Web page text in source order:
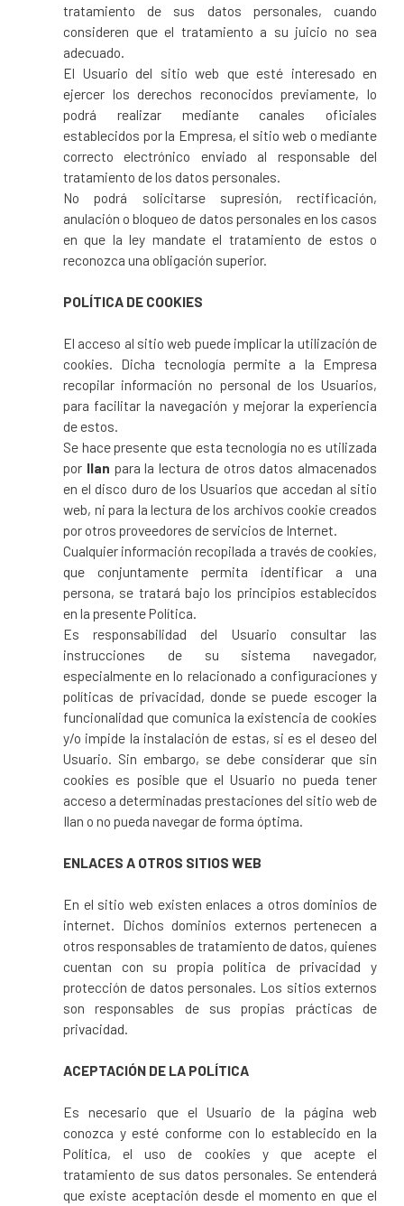
tratamiento de sus datos personales, cuando
consideren que el tratamiento a su juicio no sea
adecuado.
El Usuario del sitio web que esté interesado en
ejercer los derechos reconocidos previamente, lo
podrá realizar mediante canales oficiales
establecidos por la Empresa, el sitio web o mediante
correcto electrónico enviado al responsable del
tratamiento de los datos personales.
No podrá solicitarse supresión, rectificación,
anulación o bloqueo de datos personales en los casos
en que la ley mandate el tratamiento de estos o
reconozca una obligación superior.
POLÍTICA DE COOKIES
El acceso al sitio web puede implicar la utilización de
cookies. Dicha tecnología permite a la Empresa
recopilar información no personal de los Usuarios,
para facilitar la navegación y mejorar la experiencia
de estos.
Se hace presente que esta tecnología no es utilizada
por Ilan para la lectura de otros datos almacenados
en el disco duro de los Usuarios que accedan al sitio
web, ni para la lectura de los archivos cookie creados
por otros proveedores de servicios de Internet.
Cualquier información recopilada a través de cookies,
que conjuntamente permita identificar a una
persona, se tratará bajo los principios establecidos
en la presente Política.
Es responsabilidad del Usuario consultar las
instrucciones de su sistema navegador,
especialmente en lo relacionado a configuraciones y
políticas de privacidad, donde se puede escoger la
funcionalidad que comunica la existencia de cookies
y/o impide la instalación de estas, si es el deseo del
Usuario. Sin embargo, se debe considerar que sin
cookies es posible que el Usuario no pueda tener
acceso a determinadas prestaciones del sitio web de
Ilan o no pueda navegar de forma óptima.
ENLACES A OTROS SITIOS WEB
En el sitio web existen enlaces a otros dominios de
internet. Dichos dominios externos pertenecen a
otros responsables de tratamiento de datos, quienes
cuentan con su propia política de privacidad y
protección de datos personales. Los sitios externos
son responsables de sus propias prácticas de
privacidad.
ACEPTACIÓN DE LA POLÍTICA
Es necesario que el Usuario de la página web
conozca y esté conforme con lo establecido en la
Política, el uso de cookies y que acepte el
tratamiento de sus datos personales. Se entenderá
que existe aceptación desde el momento en que el